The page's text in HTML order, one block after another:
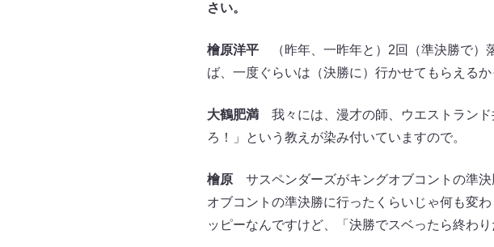
さい。
檜原洋平（昨年、一昨年と）2回（準決勝で）
ば、一度ぐらいは（決勝に）行かせてもらえる
大鶴肥満我々には、漫才の師、ウエストランド
ろ！」という教えが染み付いていますので。
檜原サスペンダーズがキングオブコントの準決
オブコントの準決勝に行ったくらいじゃ何も変
ッピーなんですけど、「決勝でスベったら終わ